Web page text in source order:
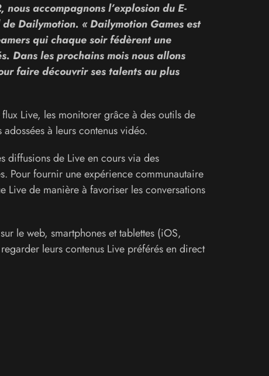
accompagnons l’explosion du E-
Dailymotion. « Dailymotion Games est
qui chaque soir fédèrent une
Dans les prochains mois nous allons
faire découvrir ses talents au plus
Live, les monitorer grâce à des outils de
à leurs contenus vidéo.
diffusions de Live en cours via des
Pour fournir une expérience communautaire
Live de manière à favoriser les conversations
le web, smartphones et tablettes (iOS,
leurs contenus Live préférés en direct